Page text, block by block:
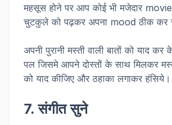
महसूस होने पर आप कोई भी मजेदार movie
चुटकुले को पढ़कर अपना mood ठीक कर
अपनी पुरानी मस्ती वाली बातों को याद
पल जिसमे आपने दोस्तों के साथ मिलकर
को याद कीजिए और ठहाका लगाकर हंसिये।
7. संगीत सुने